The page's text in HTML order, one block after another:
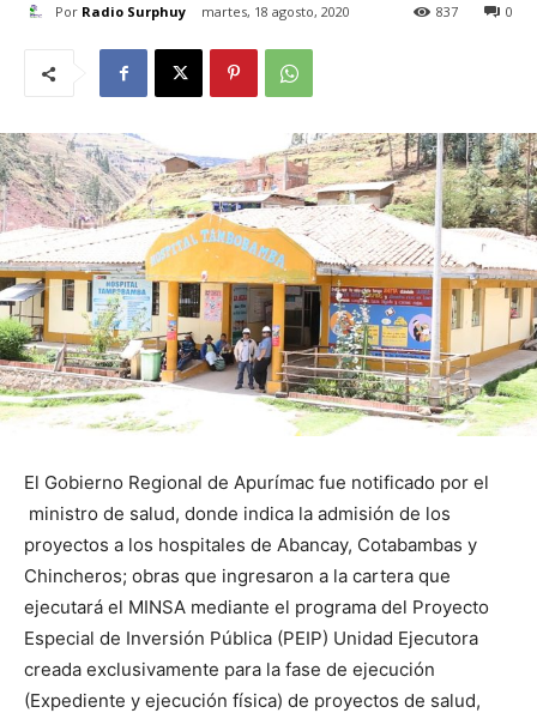
Por Radio Surphuy martes, 18 agosto, 2020 0
837
El Gobierno Regional de Apurímac fue notificado por el
ministro de salud, donde indica la admisión de los
proyectos a los hospitales de Abancay, Cotabambas y
Chincheros; obras que ingresaron a la cartera que
ejecutará el MINSA mediante el programa del Proyecto
Especial de Inversión Pública (PEIP) Unidad Ejecutora
creada exclusivamente para la fase de ejecución
(Expediente y ejecución física) de proyectos de salud,